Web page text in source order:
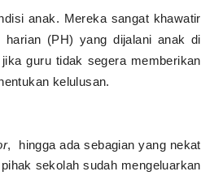
anak. Mereka sangat khawatir
(PH) yang dijalani anak di
guru tidak segera memberikan
kelulusan.
, hingga ada sebagian yang nekat
sekolah sudah mengeluarkan